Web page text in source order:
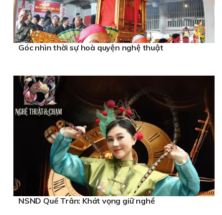
Góc nhìn thời sự hoà quyện nghệ thuật
NSND Quế Trân: Khát vọng giữ nghề